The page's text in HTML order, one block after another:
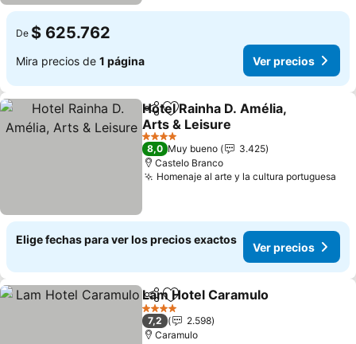
De $ 625.762
Mira precios de 1 página Ver precios
CompartirAgregar a favoritos
Hotel Rainha D. Amélia,
Arts & Leisure
4 Estrellas
8,0 Muy bueno
3.425
Castelo Branco
Homenaje al arte y la cultura portuguesa
Elige fechas para ver los precios exactos
Ver precios
CompartirAgregar a favoritos
Lam Hotel Caramulo
4 Estrellas
7,2
2.598
Caramulo